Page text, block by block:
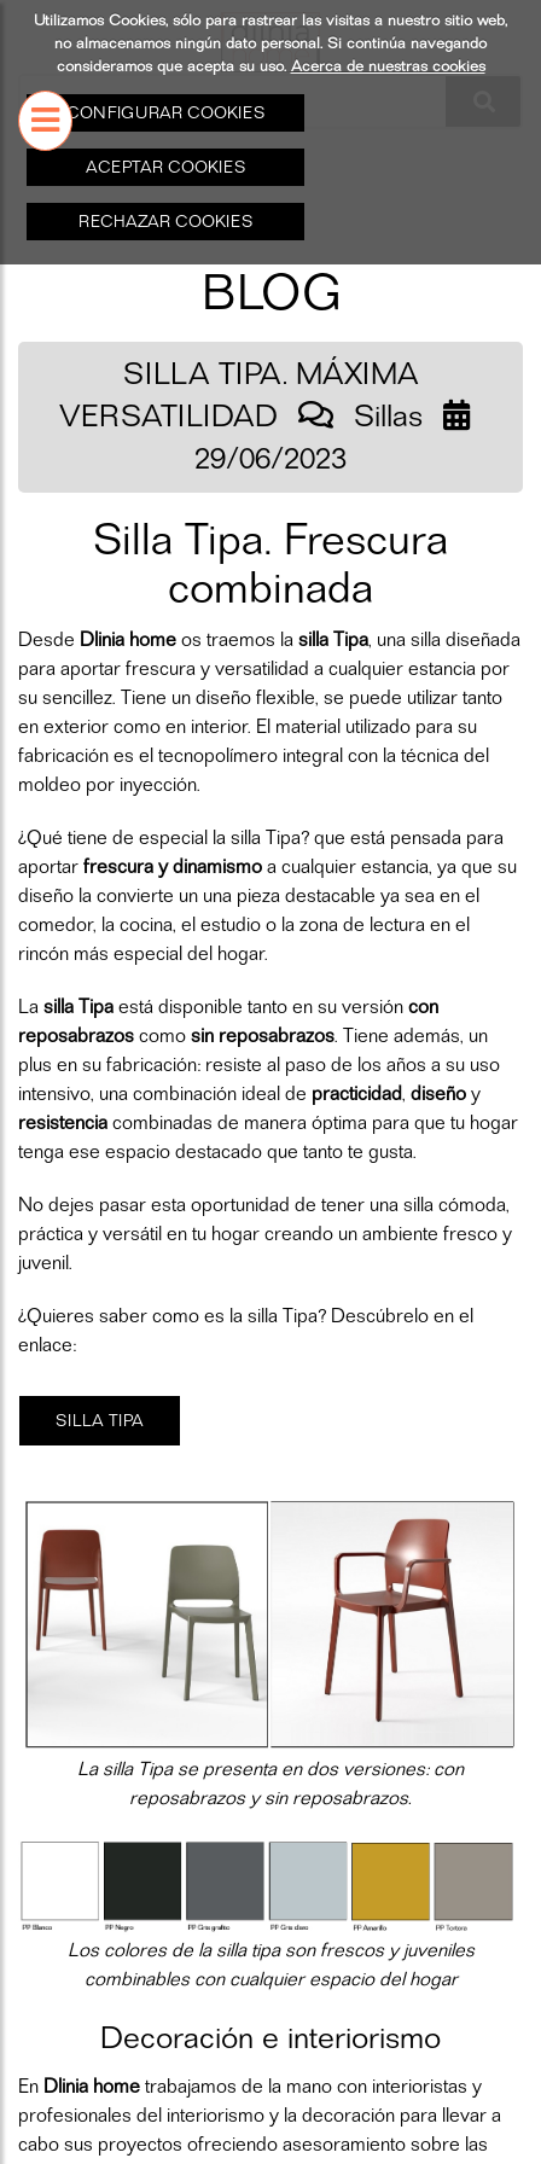
Utilizamos Cookies, sólo para rastrear las visitas a nuestro sitio web,
no almacenamos ningún dato personal. Si continúa navegando
consideramos que acepta su uso. Acerca de nuestras cookies
CONFIGURAR COOKIES
ACEPTAR COOKIES
RECHAZAR COOKIES
ILUMINACIÓN COMPLEMENTOS
BLOG
SILLA TIPA. MÁXIMA
VERSATILIDAD
Sillas
29/06/2023
Silla Tipa. Frescura
combinada
Desde Dlinia home os traemos la silla Tipa, una silla diseñada
para aportar frescura y versatilidad a cualquier estancia por
su sencillez. Tiene un diseño flexible, se puede utilizar tanto
en exterior como en interior. El material utilizado para su
fabricación es el tecnopolímero integral con la técnica del
moldeo por inyección.
¿Qué tiene de especial la silla Tipa? que está pensada para
aportar frescura y dinamismo a cualquier estancia, ya que su
diseño la convierte un una pieza destacable ya sea en el
comedor, la cocina, el estudio o la zona de lectura en el
rincón más especial del hogar.
La silla Tipa está disponible tanto en su versión con
reposabrazos como sin reposabrazos. Tiene además, un
plus en su fabricación: resiste al paso de los años a su uso
intensivo, una combinación ideal de practicidad, diseño y
resistencia combinadas de manera óptima para que tu hogar
tenga ese espacio destacado que tanto te gusta.
No dejes pasar esta oportunidad de tener una silla cómoda,
práctica y versátil en tu hogar creando un ambiente fresco y
juvenil.
¿Quieres saber como es la silla Tipa? Descúbrelo en el
enlace:
SILLA TIPA
La silla Tipa se presenta en dos versiones: con
reposabrazos y sin reposabrazos.
Los colores de la silla tipa son frescos y juveniles
combinables con cualquier espacio del hogar
Decoración e interiorismo
En Dlinia home trabajamos de la mano con interioristas y
profesionales del interiorismo y la decoración para llevar a
cabo sus proyectos ofreciendo asesoramiento sobre las